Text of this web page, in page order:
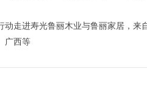
走进寿光鲁丽木业与鲁丽家居，来
广西等